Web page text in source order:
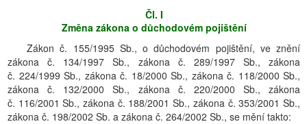
Čl. I
Změna zákona o důchodovém pojištění
Zákon č. 155/1995 Sb., o důchodovém pojištění, ve znění
zákona č. 134/1997 Sb., zákona č. 289/1997 Sb., zákona
č. 224/1999 Sb., zákona č. 18/2000 Sb., zákona č. 118/2000 Sb.,
zákona č. 132/2000 Sb., zákona č. 220/2000 Sb., zákona
č. 116/2001 Sb., zákona č. 188/2001 Sb., zákona č. 353/2001 Sb.,
zákona č. 198/2002 Sb. a zákona č. 264/2002 Sb., se mění takto: